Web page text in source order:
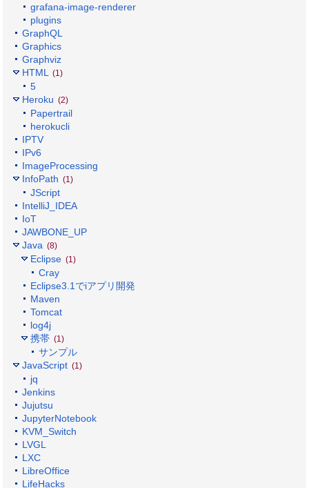
grafana-image-renderer
plugins
GraphQL
Graphics
Graphviz
HTML
(1)
5
Heroku (2)
Papertrail
herokucli
IPTV
IPv6
ImageProcessing
InfoPath (1)
JScript
IntelliJ_IDEA
IoT
JAWBONE_UP
Java (8)
Eclipse (1)
Cray
Eclipse3.1でiアプリ開発
Maven
Tomcat
log4j
携帯 (1)
サンプル
JavaScript (1)
jq
Jenkins
Jujutsu
JupyterNotebook
KVM_Switch
LVGL
LXC
LibreOffice
LifeHacks